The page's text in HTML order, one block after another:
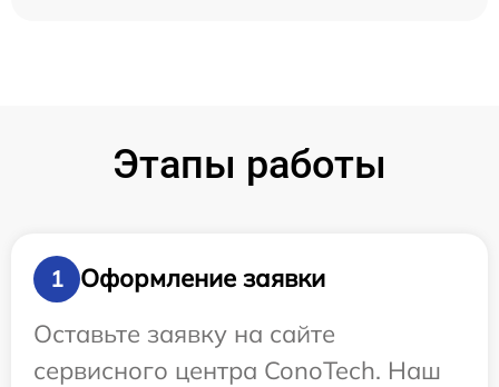
Этапы работы
1
Оформление заявки
Оставьте заявку на сайте
сервисного центра ConoTech. Наш